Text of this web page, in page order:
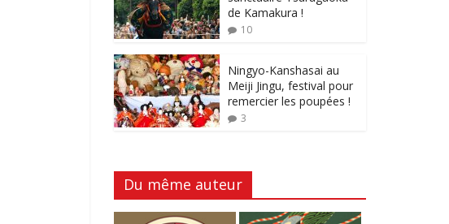
de Kamakura !
10
Ningyo-Kanshasai au
Meiji Jingu, festival pour
remercier les poupées !
3
Du même auteur